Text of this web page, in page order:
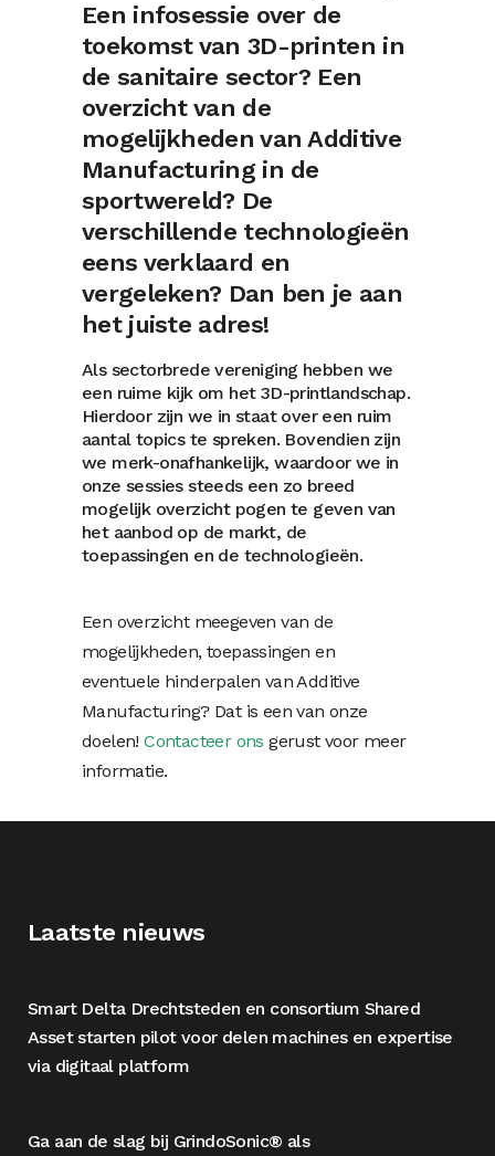
Een infosessie over de
toekomst van 3D-printen in
de sanitaire sector? Een
overzicht van de
mogelijkheden van Additive
Manufacturing in de
sportwereld? De
verschillende technologieën
eens verklaard en
vergeleken? Dan ben je aan
het juiste adres!
Als sectorbrede vereniging hebben we
een ruime kijk om het 3D-printlandschap.
Hierdoor zijn we in staat over een ruim
aantal topics te spreken. Bovendien zijn
we merk-onafhankelijk, waardoor we in
onze sessies steeds een zo breed
mogelijk overzicht pogen te geven van
het aanbod op de markt, de
toepassingen en de technologieën.
Een overzicht meegeven van de
mogelijkheden, toepassingen en
eventuele hinderpalen van Additive
Manufacturing? Dat is een van onze
doelen!Contacteer ons gerust voor meer
informatie.
Laatste nieuws
Smart Delta Drechtsteden en consortium Shared
Asset starten pilot voor delen machines en expertise
via digitaal platform
Ga aan de slag bij GrindoSonic® als